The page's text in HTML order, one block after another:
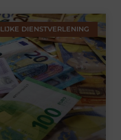
DIENSTVERLENING